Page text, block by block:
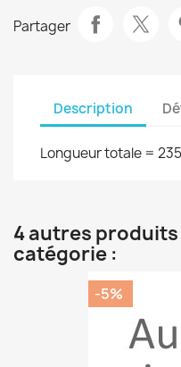
Partager
Description
Longueur totale =
4 autres produits
catégorie :
-5%